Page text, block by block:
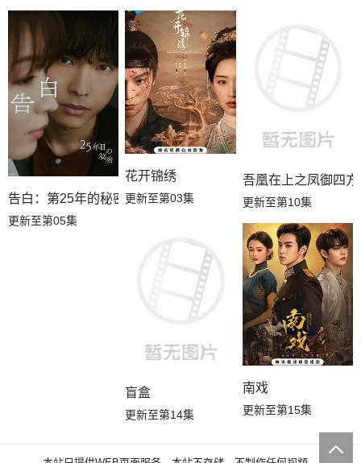
告白：第25年的秘密
更新至第05集
花开锦绣
更新至第03集
吾凰在上之凤御四方
更新至第10集
盲盒
更新至第14集
南戏
更新至第15集